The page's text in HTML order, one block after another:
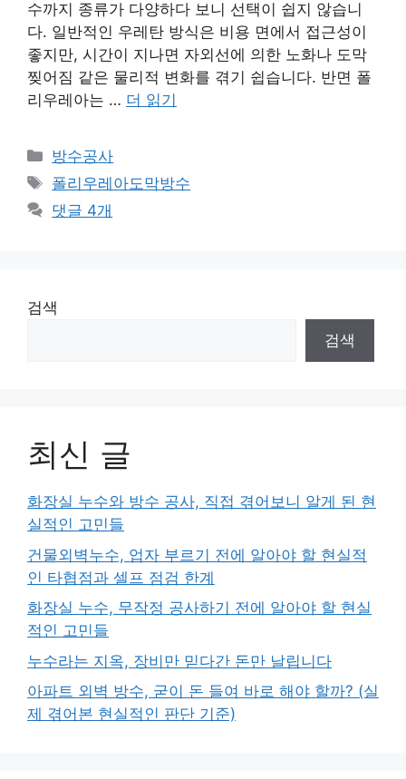
수까지 종류가 다양하다 보니 선택이 쉽지 않습니
다. 일반적인 우레탄 방식은 비용 면에서 접근성이
좋지만, 시간이 지나면 자외선에 의한 노화나 도막
찢어짐 같은 물리적 변화를 겪기 쉽습니다. 반면 폴
리우레아는 … 더 읽기
카
테
리
방수공사
태
그
폴리우레아도막방수
댓글 4개
검색
검색
최신 글
화장실 누수와 방수 공사, 직접 겪어보니 알게 된 현
실적인 고민들
건물외벽누수, 업자 부르기 전에 알아야 할 현실적
인 타협점과 셀프 점검 한계
화장실 누수, 무작정 공사하기 전에 알아야 할 현실
적인 고민들
누수라는 지옥, 장비만 믿다간 돈만 날립니다
아파트 외벽 방수, 굳이 돈 들여 바로 해야 할까? (실
제 겪어본 현실적인 판단 기준)